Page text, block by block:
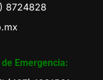
8724828
Emergencia: